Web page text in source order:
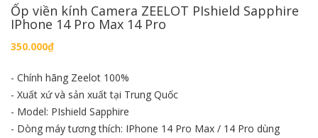
Ốp viền kính Camera ZEELOT PIshield Sapphire
IPhone 14 Pro Max 14 Pro
350.000₫
- Chính hãng Zeelot 100%
- Xuất xứ và sản xuất tại Trung Quốc
- Model: PIshield Sapphire
- Dòng máy tương thích: IPhone 14 Pro Max / 14 Pro dùng